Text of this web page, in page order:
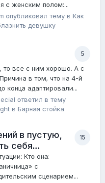
с женским полом:...
опубликовал тему в Как
девушку
5
то все с ним хорошо. А с
в том, что на 4-й
конца адаптировали...
ответил в тему
в Барная стойка
15
в пустую,
себя…
Кто она:
с
сценарием...